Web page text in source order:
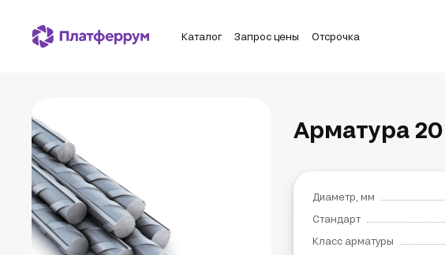
Каталог Запрос цены Отсрочка
Арматура
Диаметр, мм
Стандарт
Класс арматуры